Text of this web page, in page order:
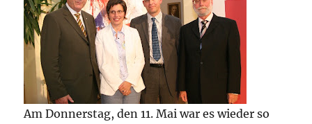
Am Donnerstag, den 11. Mai war es wieder so